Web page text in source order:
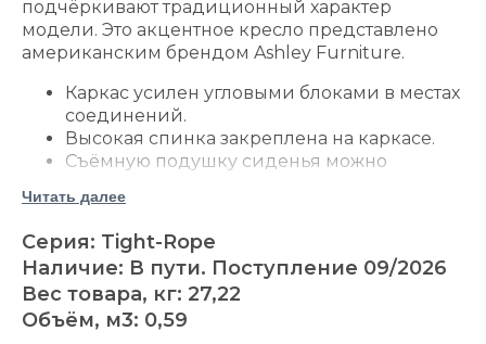
подчёркивают традиционный характер
модели. Это акцентное кресло представлено
американским брендом Ashley Furniture.
Каркас усилен угловыми блоками в местах
соединений.
Высокая спинка закреплена на каркасе.
Съёмную подушку сиденья можно
Наполнитель из пенополиуретана
дополнен слоем полиэфирного волокна.
Обивка выполнена из полиэстера.
Спинка оформлена пуговичной стяжкой.
Нижняя часть кресла и подлокотники
украшены декоративными мебельными
Читать далее
Серия: Tight-Rope
Наличие: В пути. Поступление 09/2026
Вес товара, кг: 27,22
Объём, м3: 0,59